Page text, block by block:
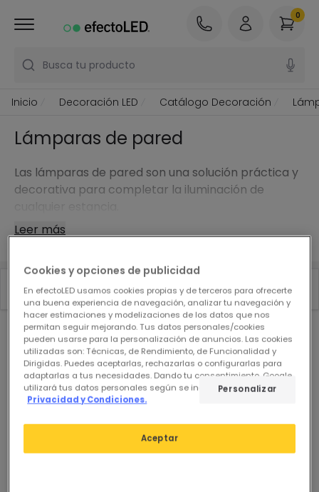
Busca tu producto
0
Inicio Decoración LED Catálogo Decoración
Lámparas de pared
Las lámparas de pared son una solución práctica y
decorativa para completar la iluminación de
Leer más
Filtrar Top ventas
Nuestros productos destacados deLámparas de
pared
Ver Anteriores
0 resultados para tu búsqueda
Cookies y opciones de publicidad
En efectoLED usamos cookies propias y de terceros para ofrecerte
una buena experiencia de navegación, analizar tu navegación y
hacer estimaciones y modelizaciones de los datos que nos
permitan seguir mejorando. Tus datos personales/cookies
pueden usarse para la personalización de anuncios. Las cookies
utilizadas son: Técnicas, de Rendimiento, de Funcionalidad y
Dirigidas. Puedes aceptarlas, rechazarlas o configurarlas para
adaptarlas a tus necesidades. Dando tu consentimiento, Google
utilizará tus datos personales según se indica en su sitio de
Privacidad y Condiciones.
Aceptar
Personalizar